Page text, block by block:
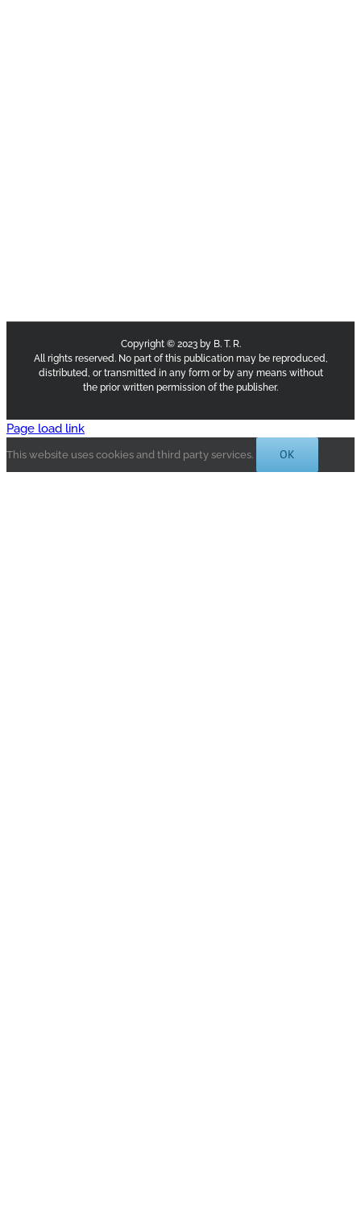
Copyright © 2023 by B. T. R.
All rights reserved. No part of this publication may be reproduced,
distributed, or transmitted in any form or by any means without
the prior written permission of the publisher.
Page load link
This website uses cookies and third party services. OK